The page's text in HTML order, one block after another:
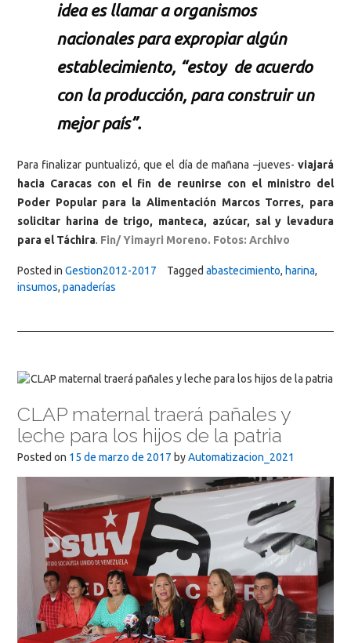
idea es llamar a organismos
nacionales para expropiar algún
establecimiento, “estoy de acuerdo
con la producción, para construir un
mejor país”.
Para finalizar puntualizó, que el día de mañana –jueves- viajará
hacia Caracas con el fin de reunirse con el ministro del
Poder Popular para la Alimentación Marcos Torres, para
solicitar harina de trigo, manteca, azúcar, sal y levadura
para el Táchira. Fin/ Yimayri Moreno. Fotos: Archivo
Posted in Gestion2012-2017 Tagged abastecimiento, harina,
insumos, panaderías
CLAP maternal traerá pañales y
leche para los hijos de la patria
Posted on 15 de marzo de 2017 byAutomatizacion_2021